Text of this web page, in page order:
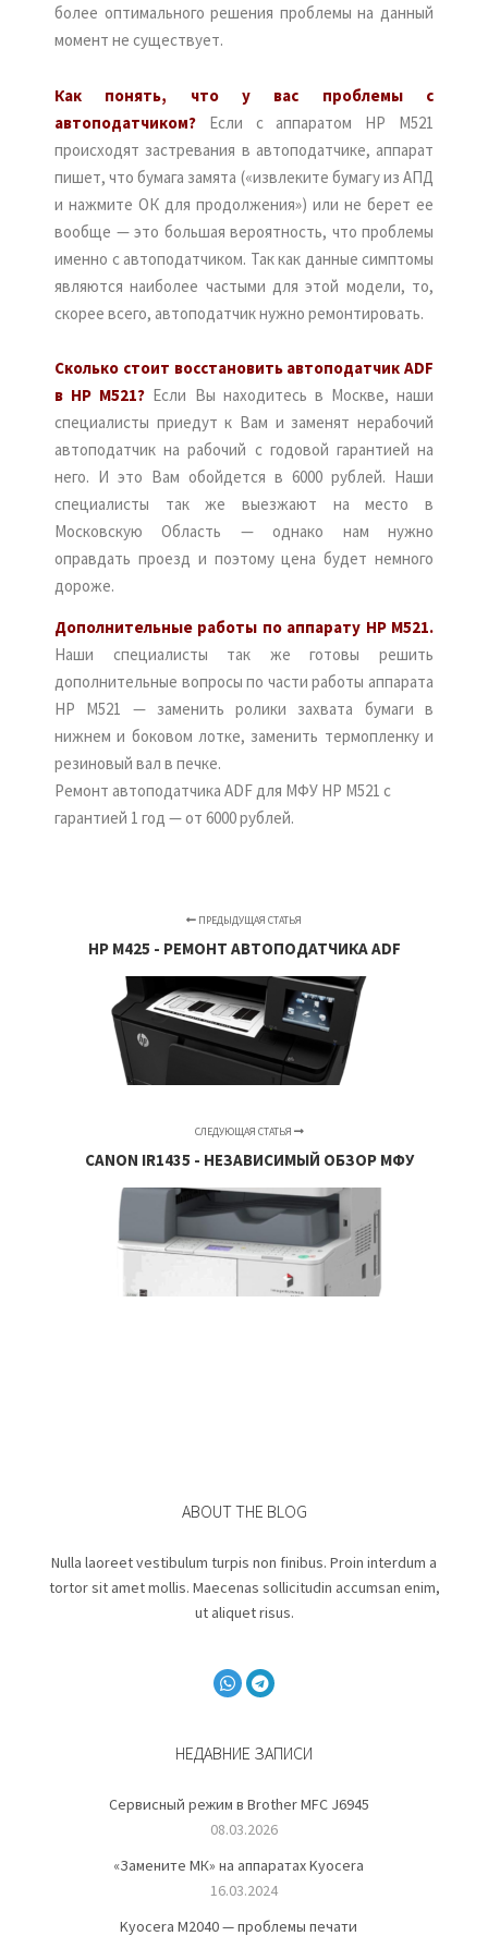
более оптимального решения проблемы на данный
момент не существует.
Как понять, что у вас проблемы с
автоподатчиком? Если с аппаратом HP M521
происходят застревания в автоподатчике, аппарат
пишет, что бумага замята («извлеките бумагу из АПД
и нажмите ОК для продолжения») или не берет ее
вообще — это большая вероятность, что проблемы
именно с автоподатчиком. Так как данные симптомы
являются наиболее частыми для этой модели, то,
скорее всего, автоподатчик нужно ремонтировать.
Сколько стоит восстановить автоподатчик ADF
в HP M521? Если Вы находитесь в Москве, наши
специалисты приедут к Вам и заменят нерабочий
автоподатчик на рабочий с годовой гарантией на
него. И это Вам обойдется в 6000 рублей. Наши
специалисты так же выезжают на место в
Московскую Область — однако нам нужно
оправдать проезд и поэтому цена будет немного
дороже.
Дополнительные работы по аппарату HP M521.
Наши специалисты так же готовы решить
дополнительные вопросы по части работы аппарата
HP M521 — заменить ролики захвата бумаги в
нижнем и боковом лотке, заменить термопленку и
резиновый вал в печке.
Ремонт автоподатчика ADF для МФУ HP M521 с
гарантией 1 год — от 6000 рублей.
ПРЕДЫДУЩАЯ СТАТЬЯ
HP M425 - РЕМОНТ АВТОПОДАТЧИКА ADF
СЛЕДУЮЩАЯ СТАТЬЯ
CANON IR1435 - НЕЗАВИСИМЫЙ ОБЗОР МФУ
ABOUT THE BLOG
Nulla laoreet vestibulum turpis non finibus. Proin interdum a
tortor sit amet mollis. Maecenas sollicitudin accumsan enim,
ut aliquet risus.
НЕДАВНИЕ ЗАПИСИ
Сервисный режим в Brother MFC J6945
08.03.2026
«Замените МК» на аппаратах Kyocera
16.03.2024
Kyocera M2040 — проблемы печати